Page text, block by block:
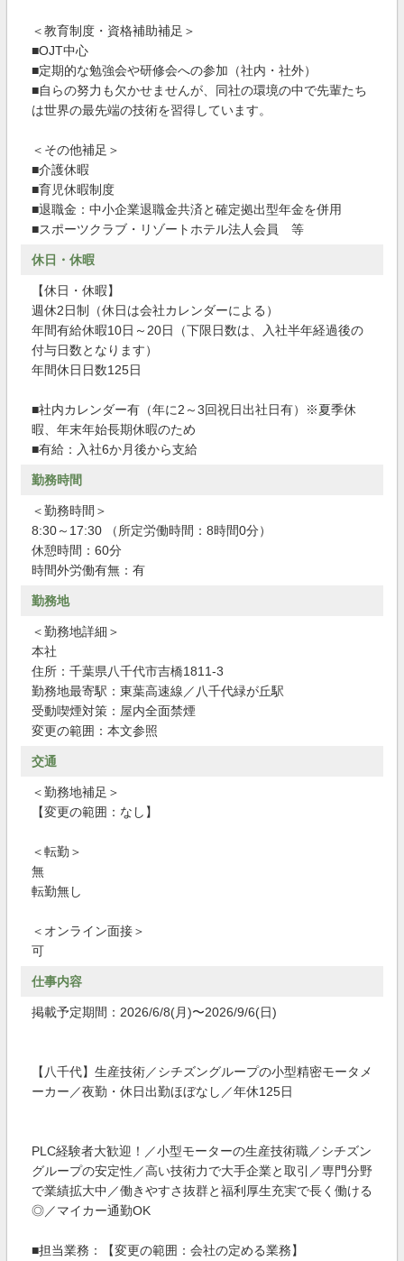
＜教育制度・資格補助補足＞
■OJT中心
■定期的な勉強会や研修会への参加（社内・社外）
■自らの努力も欠かせませんが、同社の環境の中で先輩たち
は世界の最先端の技術を習得しています。
＜その他補足＞
■介護休暇
■育児休暇制度
■退職金：中小企業退職金共済と確定拠出型年金を併用
■スポーツクラブ・リゾートホテル法人会員 等
休日・休暇
【休日・休暇】
週休2日制（休日は会社カレンダーによる）
年間有給休暇10日～20日（下限日数は、入社半年経過後の
付与日数となります）
年間休日日数125日
■社内カレンダー有（年に2～3回祝日出社日有）※夏季休
暇、年末年始長期休暇のため
■有給：入社6か月後から支給
勤務時間
＜勤務時間＞
8:30～17:30 （所定労働時間：8時間0分）
休憩時間：60分
時間外労働有無：有
勤務地
＜勤務地詳細＞
本社
住所：千葉県八千代市吉橋1811-3
勤務地最寄駅：東葉高速線／八千代緑が丘駅
受動喫煙対策：屋内全面禁煙
変更の範囲：本文参照
交通
＜勤務地補足＞
【変更の範囲：なし】
＜転勤＞
無
転勤無し
＜オンライン面接＞
可
仕事内容
掲載予定期間：2026/6/8(月)〜2026/9/6(日)
【八千代】生産技術／シチズングループの小型精密モータメ
ーカー／夜勤・休日出勤ほぼなし／年休125日
PLC経験者大歓迎！／小型モーターの生産技術職／シチズン
グループの安定性／高い技術力で大手企業と取引／専門分野
で業績拡大中／働きやすさ抜群と福利厚生充実で長く働ける
◎／マイカー通勤OK
■担当業務：【変更の範囲：会社の定める業務】